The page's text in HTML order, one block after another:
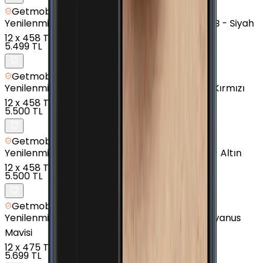
Getmobil Güvencesi
Yenilenmiş
Samsung Galaxy J7 Prime 2 - 32 GB - Siyah
12x 458 TL
5.499 TL
Getmobil Güvencesi
Yenilenmiş
Samsung Galaxy J6 Plus - 32 GB - Kırmızı
12x 458 TL
5.500 TL
Getmobil Güvencesi
Yenilenmiş
Samsung Galaxy J7 Prime - 16 GB - Altın
12x 458 TL
5.500 TL
Getmobil Güvencesi
Yenilenmiş
Samsung Galaxy M20 - 32 GB - Okyanus
Mavisi
12x 475 TL
5.699 TL